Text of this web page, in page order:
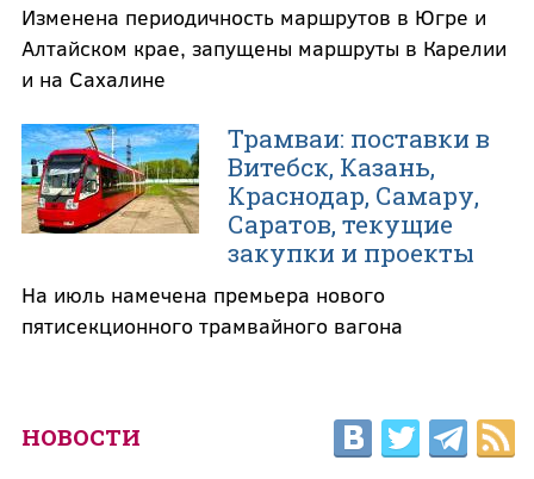
Изменена периодичность маршрутов в Югре и
Алтайском крае, запущены маршруты в Карелии
и на Сахалине
Трамваи: поставки в
Витебск, Казань,
Краснодар, Самару,
Саратов, текущие
закупки и проекты
На июль намечена премьера нового
пятисекционного трамвайного вагона
НОВОСТИ